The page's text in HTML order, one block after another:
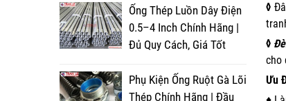
Ống Thép Luồn Dây Điện
0.5–4 Inch Chính Hãng |
Đủ Quy Cách, Giá Tốt
Phụ Kiện Ống Ruột Gà Lõi
Thép Chính Hãng | Đầu
◊
◊
cho
Ưu